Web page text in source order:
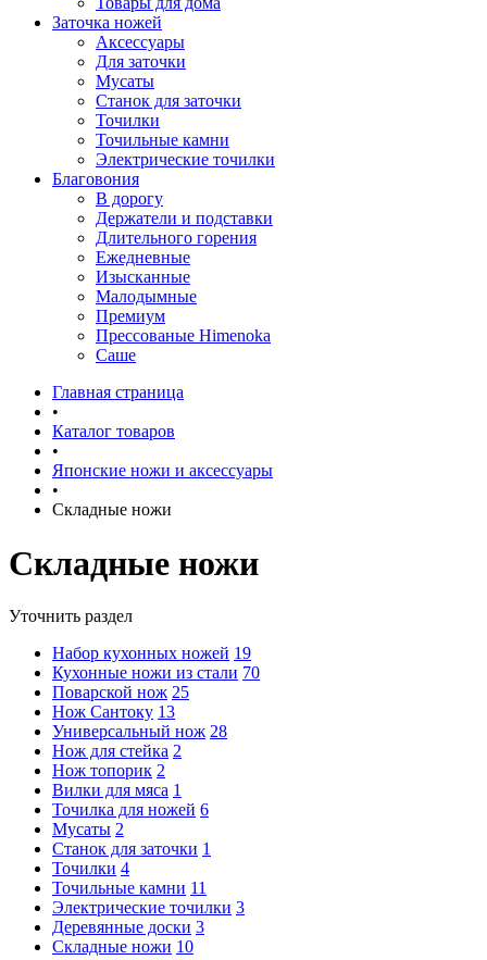
Заточка ножей
Аксессуары
Для заточки
Мусаты
Станок для заточки
Точилки
Точильные камни
Электрические точилки
Благовония
В дорогу
Держатели и подставки
Длительного горения
Ежедневные
Изысканные
Малодымные
Премиум
Прессованые Himenoka
Саше
Главная страница
•
Каталог товаров
•
Японские ножи и аксессуары
•
Складные ножи
Складные ножи
Уточнить раздел
Набор кухонных ножей 19
Кухонные ножи из стали 70
Поварской нож 25
Нож Сантоку 13
Универсальный нож 28
Нож для стейка 2
Нож топорик 2
Вилки для мяса 1
Точилка для ножей 6
Мусаты 2
Станок для заточки 1
Точилки 4
Точильные камни 11
Электрические точилки 3
Деревянные доски 3
Складные ножи 10